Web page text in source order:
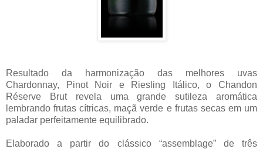
Resultado da harmonização das melhores uvas
Chardonnay, Pinot Noir e Riesling Itálico, o Chandon
Réserve Brut revela uma grande sutileza aromática
lembrando frutas cítricas, maçã verde e frutas secas em um
paladar perfeitamente equilibrado.
Elaborado a partir do clássico “assemblage” de três